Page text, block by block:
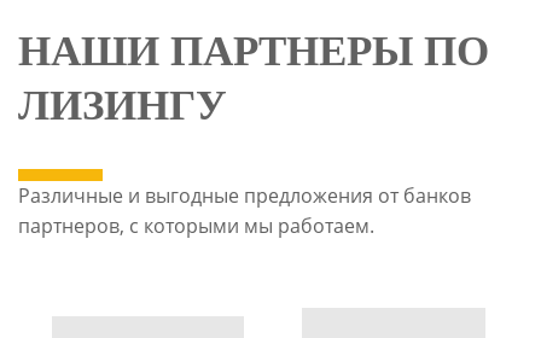
НАШИ ПАРТНЕРЫ ПО
ЛИЗИНГУ
Различные и выгодные предложения от банков
партнеров, с которыми мы работаем.